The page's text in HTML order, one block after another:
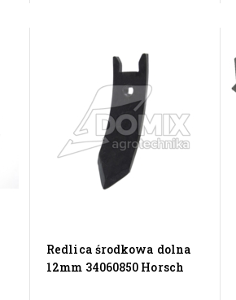
Redlica środkowa dolna
12mm 34060850 Horsch